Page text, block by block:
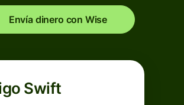
Envía dinero con Wise
Swift